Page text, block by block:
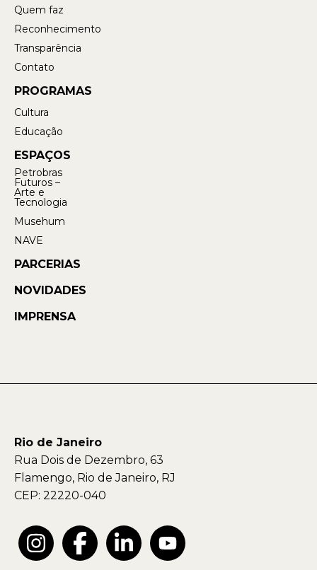
Quem faz
Reconhecimento
Transparência
Contato
PROGRAMAS
Cultura
Educação
ESPAÇOS
Petrobras
Futuros –
Arte e
Tecnologia
Musehum
NAVE
PARCERIAS
NOVIDADES
IMPRENSA
Rio de Janeiro
Rua Dois de Dezembro, 63
Flamengo, Rio de Janeiro, RJ
CEP: 22220-040